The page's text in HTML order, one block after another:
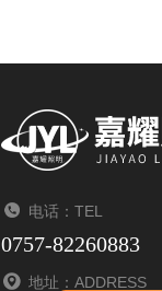
电话：TEL
0757-82260883
地址：ADDRESS